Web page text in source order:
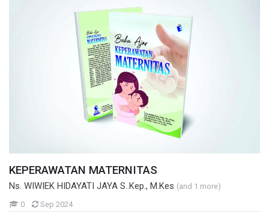
KEPERAWATAN MATERNITAS
Ns. WIWIEK HIDAYATI JAYA S..Kep., M.Kes (and 1 more)
0Mahasiswa
Sep 2024